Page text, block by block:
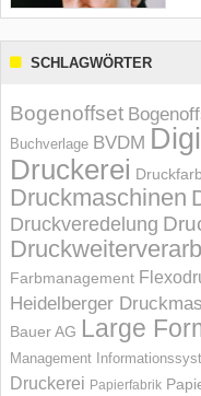
SCHLAGWÖRTER
Bogenoffset
Buchverlage BVDM
Druckerei
Druckmaschinen
Druckveredelung
Farbmanagement
Heidelberger
Bauer AG Large
Management
Druckerei Papierfabrik